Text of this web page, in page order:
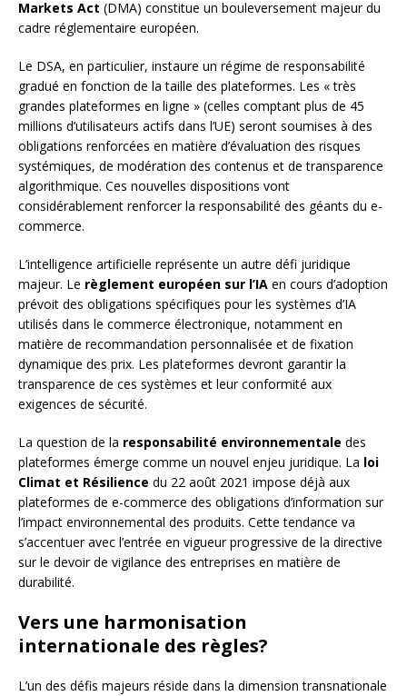
Markets Act (DMA) constitue un bouleversement majeur du
cadre réglementaire européen.
Le DSA, en particulier, instaure un régime de responsabilité
gradué en fonction de la taille des plateformes. Les « très
grandes plateformes en ligne » (celles comptant plus de 45
millions d’utilisateurs actifs dans l’UE) seront soumises à des
obligations renforcées en matière d’évaluation des risques
systémiques, de modération des contenus et de transparence
algorithmique. Ces nouvelles dispositions vont
considérablement renforcer la responsabilité des géants du e-
commerce.
L’intelligence artificielle représente un autre défi juridique
majeur. Le règlement européen sur l’IA en cours d’adoption
prévoit des obligations spécifiques pour les systèmes d’IA
utilisés dans le commerce électronique, notamment en
matière de recommandation personnalisée et de fixation
dynamique des prix. Les plateformes devront garantir la
transparence de ces systèmes et leur conformité aux
exigences de sécurité.
La question de la responsabilité environnementale des
plateformes émerge comme un nouvel enjeu juridique. La loi
Climat et Résilience du 22 août 2021 impose déjà aux
plateformes de e-commerce des obligations d’information sur
l’impact environnemental des produits. Cette tendance va
s’accentuer avec l’entrée en vigueur progressive de la directive
sur le devoir de vigilance des entreprises en matière de
durabilité.
Vers une harmonisation
internationale des règles?
L’un des défis majeurs réside dans la dimension transnationale